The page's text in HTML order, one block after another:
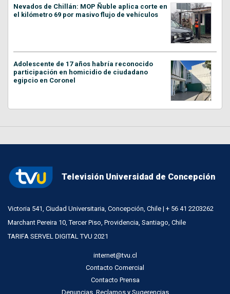
Nevados de Chillán: MOP Ñuble aplica corte en
el kilómetro 69 por masivo flujo de vehículos
Adolescente de 17 años habría reconocido
participación en homicidio de ciudadano
egipcio en Coronel
Televisión Universidad de Concepción
Victoria 541, Ciudad Universitaria, Concepción, Chile | + 56 41 2203262
Marchant Pereira 10, Tercer Piso, Providencia, Santiago, Chile
TARIFA SERVEL DIGITAL TVU 2021
internet@tvu.cl
Contacto Comercial
Contacto Prensa
Denuncias, Reclamos y Sugerencias